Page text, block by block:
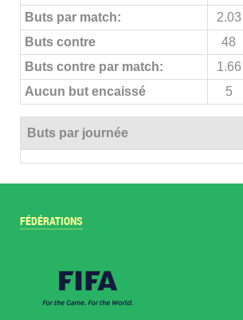
Buts par match:
2.03
Buts contre
48
Buts contre par match:
1.66
Aucun but encaissé
5
Buts par journée
FÉDÉRATIONS